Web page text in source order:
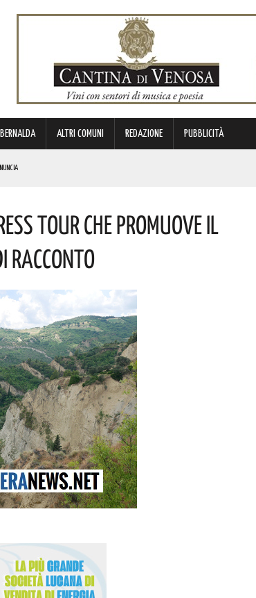
BERNALDA ALTRI COMUNI REDAZIONE PUBBLICITÀ
IL CONCERTO AD INGRESSO GRATUITO
A DESTRA IN AUTOSTRADA
Tour Che Promuove Il
Racconto